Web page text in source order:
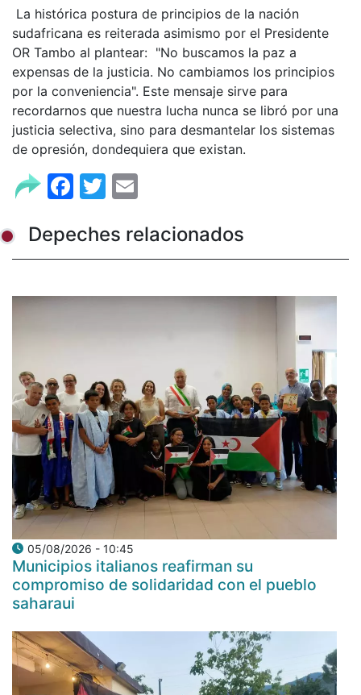
La histórica postura de principios de la nación
sudafricana es reiterada asimismo por el Presidente
OR Tambo al plantear: "No buscamos la paz a
expensas de la justicia. No cambiamos los principios
por la conveniencia". Este mensaje sirve para
recordarnos que nuestra lucha nunca se libró por una
justicia selectiva, sino para desmantelar los sistemas
de opresión, dondequiera que existan.
Facebook
Twitter
Depeches relacionados
05/08/2026 - 10:45
Municipios italianos reafirman su
compromiso de solidaridad con el pueblo
saharaui